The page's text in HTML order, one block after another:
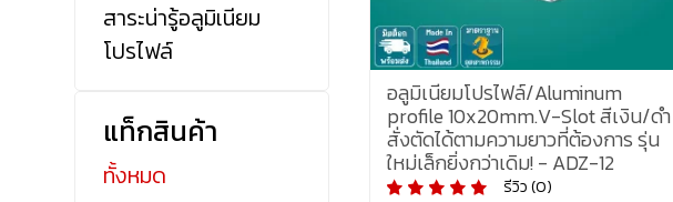
สาระน่ารู้อลูมิเนียม
โปรไฟล์
แท็กสินค้า
ทั้งหมด
อลูมิเนียมโปรไฟล์/Aluminum
profile 10x20mm.V-Slot สีเงิน/ดำ
สั่งตัดได้ตามความยาวที่ต้องการ รุ่น
ใหม่เล็กยิ่งกว่าเดิม! - ADZ-12
รีวิว (0)